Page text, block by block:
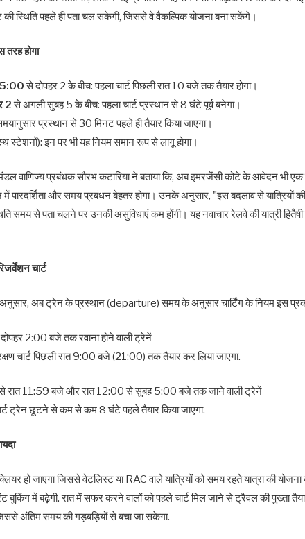
की स्थिति पहले ही पता चल सकेगी, जिससे वे वैकल्पिक योजना बना सकेंगे।
तरह होगा
5:00से दोपहर 2 के बीच: पहला चार्ट पिछली रात 10 बजे तक तैयार होगा।
2से अगली सुबह 5 के बीच: पहला चार्ट प्रस्थान से 8 घंटे पूर्व बनेगा।
प्रस्थान से 30 मिनट पहले ही तैयार किया जाएगा।
स्टेशनों): इन पर भी यह नियम समान रूप से लागू होगा।
वाणिज्य प्रबंधक सौरभ कटारिया ने बताया कि, अब इमरजेंसी कोटे के आवेदन भी एक
और समय प्रबंधन बेहतर होगा। उनके अनुसार, "इस बदलाव से यात्रियों की
समय से पता चलने पर उनकी असुविधाएं कम होंगी। यह नवाचार रेलवे की यात्री हितैषी
चार्ट
अनुसार, अब ट्रेन के प्रस्थान (departure) समय के अनुसार चार्टिंग के नियम इस
2:00 बजे तक रवाना होने वाली ट्रेनें
चार्ट पिछली रात 9:00 बजे (21:00) तक तैयार कर लिया जाएगा.
रात 11:59 बजे और रात 12:00 से सुबह 5:00 बजे तक जाने वाली ट्रेनें
ट्रेन छूटने से कम से कम 8 घंटे पहले तैयार किया जाएगा.
हो जाएगा जिससे वेटलिस्ट या RAC वाले यात्रियों को समय रहते यात्रा की
बुकिंग में बढ़ेगी. रात में सफर करने वालों को पहले चार्ट मिल जाने से ट्रैवल की पुख्ता
अंतिम समय की गड़बड़ियों से बचा जा सकेगा.